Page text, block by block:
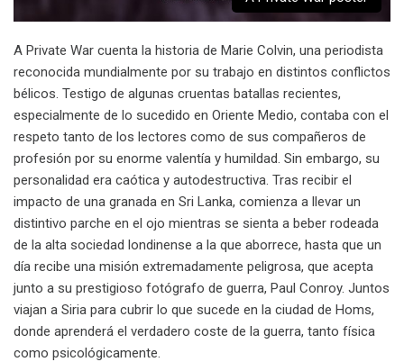
A Private War cuenta la historia de Marie Colvin, una periodista
reconocida mundialmente por su trabajo en distintos conflictos
bélicos. Testigo de algunas cruentas batallas recientes,
especialmente de lo sucedido en Oriente Medio, contaba con el
respeto tanto de los lectores como de sus compañeros de
profesión por su enorme valentía y humildad. Sin embargo, su
personalidad era caótica y autodestructiva. Tras recibir el
impacto de una granada en Sri Lanka, comienza a llevar un
distintivo parche en el ojo mientras se sienta a beber rodeada
de la alta sociedad londinense a la que aborrece, hasta que un
día recibe una misión extremadamente peligrosa, que acepta
junto a su prestigioso fotógrafo de guerra, Paul Conroy. Juntos
viajan a Siria para cubrir lo que sucede en la ciudad de Homs,
donde aprenderá el verdadero coste de la guerra, tanto física
como psicológicamente.